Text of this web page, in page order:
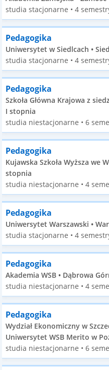
studia stacjonarne • 4
Pedagogika
Uniwersytet w Siedlcach •
studia stacjonarne • 4
Pedagogika
Szkoła Główna Krajowa z
I stopnia
studia niestacjonarne • 6
Pedagogika
Kujawska Szkoła Wyższa we
stopnia
studia niestacjonarne • 4
Pedagogika
Uniwersytet Warszawski •
studia stacjonarne • 4
Pedagogika
Akademia WSB • Dąbrowa
studia niestacjonarne • 4
Pedagogika
Wydział Ekonomiczny w
Uniwersytet WSB Merito w
studia niestacjonarne • 6